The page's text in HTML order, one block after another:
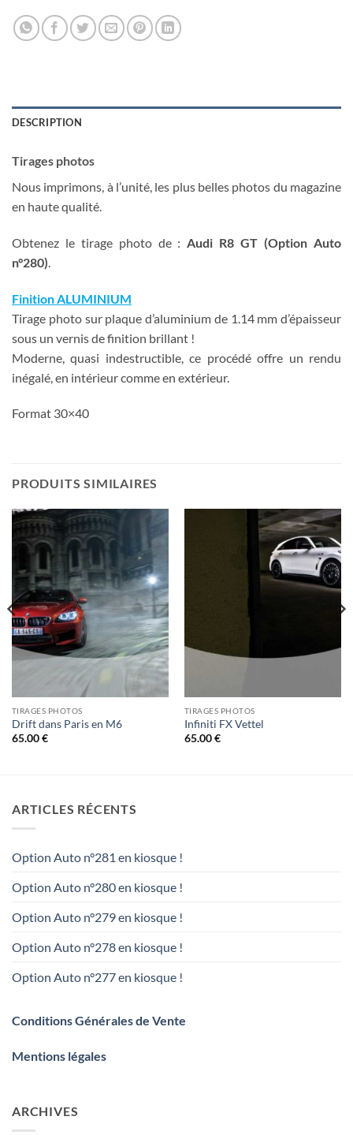
DESCRIPTION
Tirages photos
Nous imprimons, à l’unité, les plus belles photos du magazine
en haute qualité.
Obtenez le tirage photo de : Audi R8 GT (Option Auto
n°280)
Finition ALUMINIUM
Tirage photo sur plaque d’aluminium de 1.14 mm d’épaisseur
sous un vernis de finition brillant !
Moderne, quasi indestructible, ce procédé offre un rendu
inégalé, en intérieur comme en extérieur.
Format 30×40
PRODUITS SIMILAIRES
TIRAGES PHOTOS
Drift dans Paris en M6
65.00€
TIRAGES PHOTOS
Infiniti FX Vettel
65.00€
ARTICLES RÉCENTS
Option Auto n°281 en kiosque !
Option Auto n°280 en kiosque !
Option Auto n°279 en kiosque !
Option Auto n°278 en kiosque !
Option Auto n°277 en kiosque !
Conditions Générales de Vente
Mentions légales
ARCHIVES